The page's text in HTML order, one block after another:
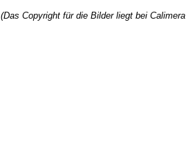
(Das Copyright für die Bilder liegt bei